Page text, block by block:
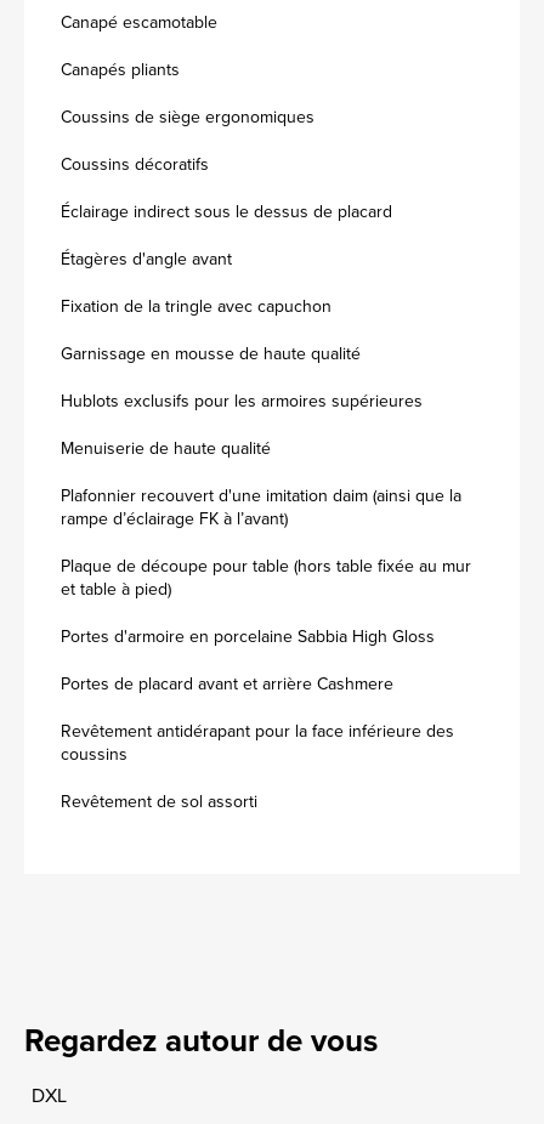
Canapé escamotable
Canapés pliants
Coussins de siège ergonomiques
Coussins décoratifs
Éclairage indirect sous le dessus de placard
Étagères d'angle avant
Fixation de la tringle avec capuchon
Garnissage en mousse de haute qualité
Hublots exclusifs pour les armoires supérieures
Menuiserie de haute qualité
Plafonnier recouvert d'une imitation daim (ainsi que la
rampe d’éclairage FK à l’avant)
Plaque de découpe pour table (hors table fixée au mur
et table à pied)
Portes d'armoire en porcelaine Sabbia High Gloss
Portes de placard avant et arrière Cashmere
Revêtement antidérapant pour la face inférieure des
coussins
Revêtement de sol assorti
Regardez autour de vous
DXL